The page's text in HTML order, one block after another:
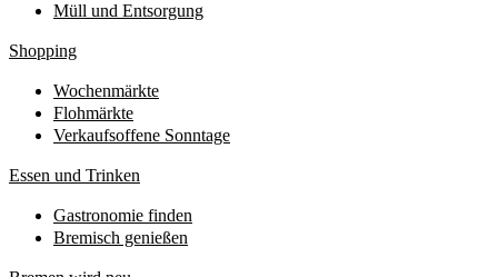
Müll und Entsorgung
Shopping
Wochenmärkte
Flohmärkte
Verkaufsoffene Sonntage
Essen und Trinken
Gastronomie finden
Bremisch genießen